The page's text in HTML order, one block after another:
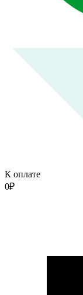
К оплате
0₽